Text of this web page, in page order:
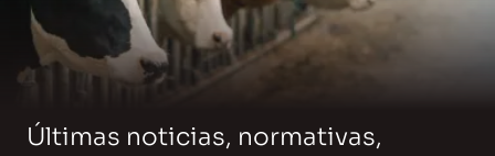
Últimas noticias, normativas,